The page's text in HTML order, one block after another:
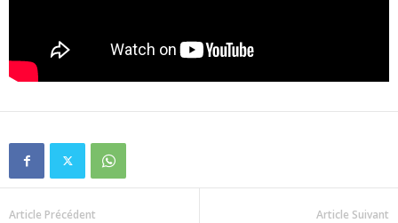
Article Précédent Article Suivant